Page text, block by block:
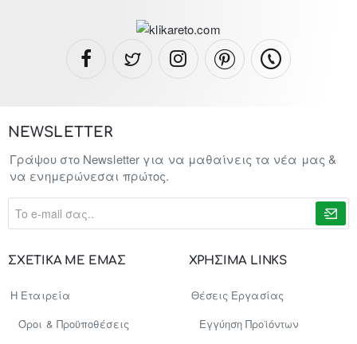
ΣΧΕΤΙΚΑ ΜΕ ΕΜΑΣ
Η Εταιρεία
Όροι & Προϋποθέσεις
ΧΡΗΣΙΜΑ LINKS
Θέσεις Εργασίας
Εγγύηση Προϊόντων
NEWSLETTER
Γράψου στο Newsletter για να μαθαίνεις τα νέα μας &
να ενημερώνεσαι πρώτος.
σας..